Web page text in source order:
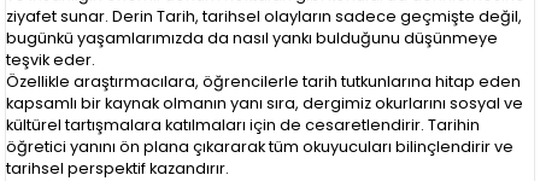
ziyafet sunar. Derin Tarih, tarihsel olayların sadece geçmişte değil,
bugünkü yaşamlarımızda da nasıl yankı bulduğunu düşünmeye
teşvik eder.
Özellikle araştırmacılara, öğrencilerle tarih tutkunlarına hitap eden
kapsamlı bir kaynak olmanın yanı sıra, dergimiz okurlarını sosyal ve
kültürel tartışmalara katılmaları için de cesaretlendirir. Tarihin
öğretici yanını ön plana çıkararak tüm okuyucuları bilinçlendirir ve
tarihsel perspektif kazandırır.